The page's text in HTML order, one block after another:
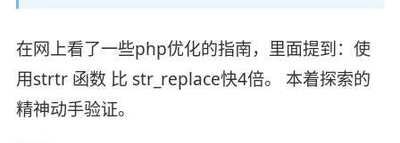
在网上看了一些php优化的指南，里面提到：使
用strtr 函数 比 str_replace快4倍。 本着探索的
精神动手验证。